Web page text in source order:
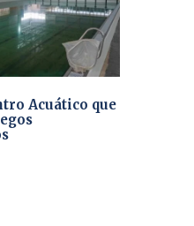
Acuático que